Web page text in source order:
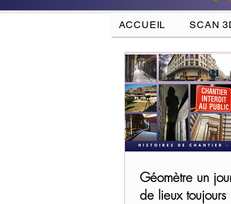
ACCUEIL SCAN
Géomètre un
de lieux toujours